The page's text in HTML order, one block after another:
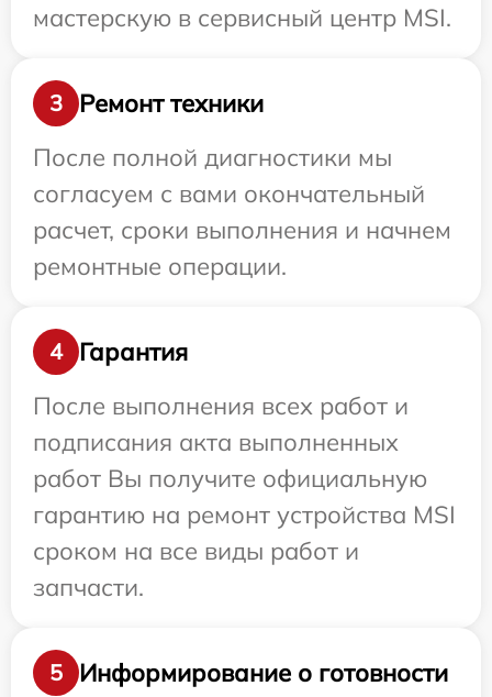
мастерскую в сервисный центр MSI.
3
Ремонт техники
После полной диагностики мы
согласуем с вами окончательный
расчет, сроки выполнения и начнем
ремонтные операции.
4
Гарантия
После выполнения всех работ и
подписания акта выполненных
работ Вы получите официальную
гарантию на ремонт устройства MSI
сроком на все виды работ и
запчасти.
5 Информирование о готовности